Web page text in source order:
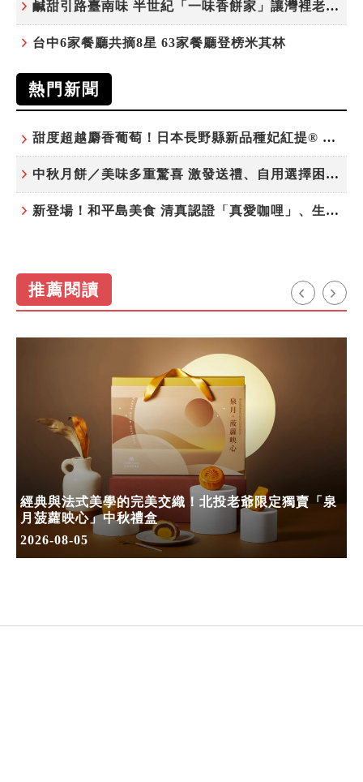
鹹甜引路臺南味 半世紀「一味香餅家」讓灣裡老街散發餅香
台中6家餐廳共摘8星 63家餐廳登榜米其林
熱門新聞
甜度超越麝香葡萄！日本長野縣新品種妃紅提® 微風超市限期販售
中秋月餅／美味多重驚喜 激發送禮、自用選擇困難症
新登場！和平島美食 清真認證「真愛咖哩」、生態飲食「禾口丘」
推薦閱讀
經典與法式美學的完美交織！北投老爺限定獨賣「泉
月菠蘿映心」中秋禮盒
2026-08-05